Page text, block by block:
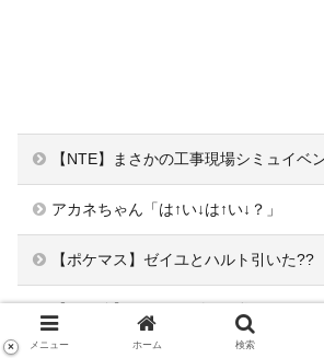
【NTE】まさかの工事現場シミュイベ
アカネちゃん「は↑い↓は↑い↓？」
【ポケマス】ゼイユとハルト引いた??
メニュー ホーム 検索
×